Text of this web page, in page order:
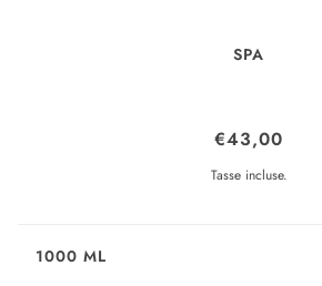
SPA
CREMA SCRUB
€43,00
Tasse incluse.
1000 ML